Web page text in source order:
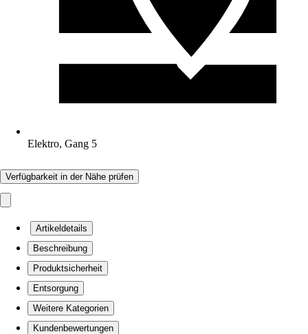
Elektro, Gang 5
Verfügbarkeit in der Nähe prüfen
Artikeldetails
Beschreibung
Produktsicherheit
Entsorgung
Weitere Kategorien
Kundenbewertungen